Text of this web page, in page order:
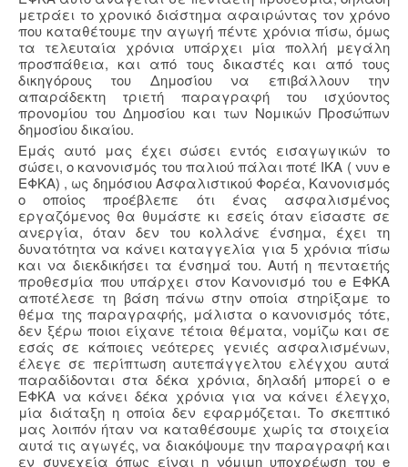
μετράει το χρονικό διάστημα αφαιρώντας τον χρόνο
που καταθέτουμε την αγωγή πέντε χρόνια πίσω, όμως
τα τελευταία χρόνια υπάρχει μία πολλή μεγάλη
προσπάθεια, και από τους δικαστές και από τους
δικηγόρους του Δημοσίου να επιβάλλουν την
απαράδεκτη τριετή παραγραφή του ισχύοντος
προνομίου του Δημοσίου και των Νομικών Προσώπων
δημοσίου δικαίου.
Εμάς αυτό μας έχει σώσει εντός εισαγωγικών το
σώσει, ο κανονισμός του παλιού πάλαι ποτέ ΙΚΑ ( νυν e
ΕΦΚΑ) , ως δημόσιου Ασφαλιστικού Φορέα, Κανονισμός
ο οποίος προέβλεπε ότι ένας ασφαλισμένος
εργαζόμενος θα θυμάστε κι εσείς όταν είσαστε σε
ανεργία, όταν δεν του κολλάνε ένσημα, έχει τη
δυνατότητα να κάνει καταγγελία για 5 χρόνια πίσω
και να διεκδικήσει τα ένσημά του. Αυτή η πενταετής
προθεσμία που υπάρχει στον Κανονισμό του e ΕΦΚΑ
αποτέλεσε τη βάση πάνω στην οποία στηρίξαμε το
θέμα της παραγραφής, μάλιστα ο κανονισμός τότε,
δεν ξέρω ποιοι είχανε τέτοια θέματα, νομίζω και σε
εσάς σε κάποιες νεότερες γενιές ασφαλισμένων,
έλεγε σε περίπτωση αυτεπάγγελτου ελέγχου αυτά
παραδίδονται στα δέκα χρόνια, δηλαδή μπορεί ο e
ΕΦΚΑ να κάνει δέκα χρόνια για να κάνει έλεγχο,
μία διάταξη η οποία δεν εφαρμόζεται. Το σκεπτικό
μας λοιπόν ήταν να καταθέσουμε χωρίς τα στοιχεία
αυτά τις αγωγές, να διακόψουμε την παραγραφή και
εν συνεχεία όπως είναι η νόμιμη υποχρέωση του e